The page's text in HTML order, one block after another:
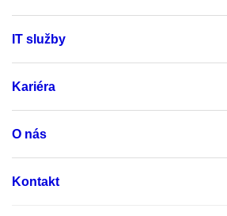
IT služby
Kariéra
O nás
Kontakt